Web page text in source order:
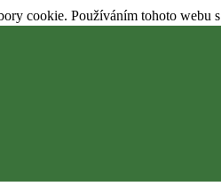
cookie. Používáním tohoto webu